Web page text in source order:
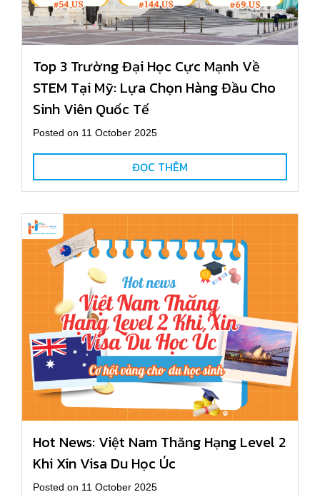
Top 3 Trường Đại Học Cực Mạnh Về
STEM Tại Mỹ: Lựa Chọn Hàng Đầu Cho
Sinh Viên Quốc Tế
Posted on 11 October 2025
ĐỌC THÊM
Hot News: Việt Nam Thăng Hạng Level 2
Khi Xin Visa Du Học Úc
Posted on 11 October 2025